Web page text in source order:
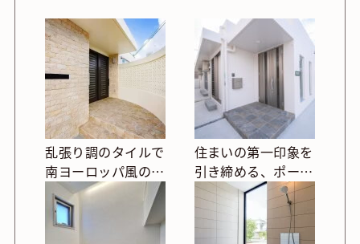
乱張り調のタイルで
南ヨーロッパ風の玄
関周り
住まいの第一印象を
引き締める、ポーチ
床タイル